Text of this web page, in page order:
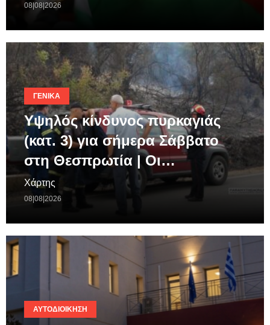
08|08|2026
ΓΕΝΙΚΆ
Υψηλός κίνδυνος πυρκαγιάς
(κατ. 3) για σήμερα Σάββατο
στη Θεσπρωτία | Οι…
Χάρτης
08|08|2026
ΑΥΤΟΔΙΟΊΚΗΣΗ